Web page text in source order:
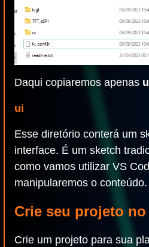
Daqui copiaremos apenas
ui
Esse diretório conterá um
interface. É um sketch
como vamos utilizar VS
manipularemos o
Crie seu projeto
Crie um projeto para sua